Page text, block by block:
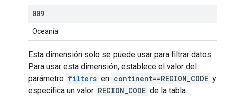
009
Oceanía
Esta dimensión solo se puede usar para filtrar datos.
Para usar esta dimensión, establece el valor del
parámetro filters en continent==REGION_CODE y
especifica un valor REGION_CODE de la tabla.